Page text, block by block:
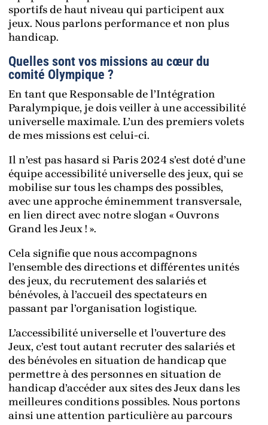
sportifs de haut niveau qui participent aux
jeux. Nous parlons performance et non plus
handicap.
Quelles sont vos missions au cœur du
comité Olympique ?
En tant que Responsable de l’Intégration
Paralympique, je dois veiller à une accessibilité
universelle maximale. L’un des premiers volets
de mes missions est celui-ci.
Il n’est pas hasard si Paris 2024 s’est doté d’une
équipe accessibilité universelle des jeux, qui se
mobilise sur tous les champs des possibles,
avec une approche éminemment transversale,
en lien direct avec notre slogan « Ouvrons
Grand les Jeux ! ».
Cela signifie que nous accompagnons
l’ensemble des directions et différentes unités
des jeux, du recrutement des salariés et
bénévoles, à l’accueil des spectateurs en
passant par l’organisation logistique.
L’accessibilité universelle et l’ouverture des
Jeux, c’est tout autant recruter des salariés et
des bénévoles en situation de handicap que
permettre à des personnes en situation de
handicap d’accéder aux sites des Jeux dans les
meilleures conditions possibles. Nous portons
ainsi une attention particulière au parcours